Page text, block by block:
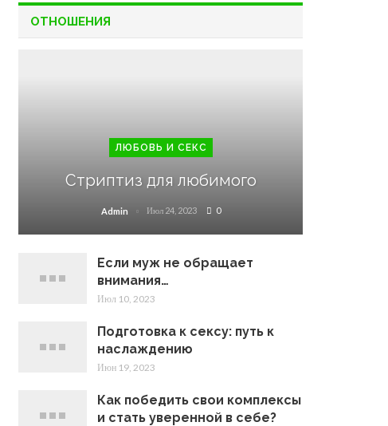
ОТНОШЕНИЯ
ЛЮБОВЬ И СЕКС
Стриптиз для любимого
Admin Июл 24, 2023 0
Если муж не обращает
внимания…
Июл 10, 2023
Подготовка к сексу: путь к
наслаждению
Июн 19, 2023
Как победить свои комплексы
и стать уверенной в себе?